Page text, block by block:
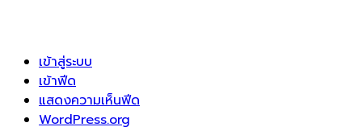
เข้าสู่ระบบ
เข้าฟีด
แสดงความเห็นฟีด
WordPress.org